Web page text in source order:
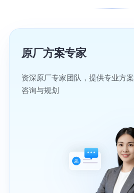
原厂方案专家
资深原厂专家团队，提供专业方案
咨询与规划